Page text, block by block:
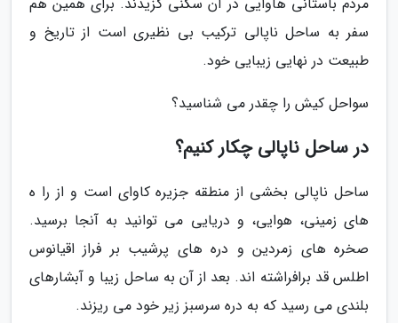
سفر به ساحل ناپالی ترکیب بی نظیری است از تاریخ و
طبیعت در نهایی زیبایی خود.
سواحل کیش را چقدر می شناسید؟
در ساحل ناپالی چکار کنیم؟
ساحل ناپالی بخشی از منطقه جزیره کاوای است و از را ه
های زمینی، هوایی، و دریایی می توانید به آنجا برسید.
صخره های زمردین و دره های پرشیب بر فراز اقیانوس
اطلس قد برافراشته اند. بعد از آن به ساحل زیبا و آبشارهای
بلندی می رسید که به دره سرسبز زیر خود می ریزند.